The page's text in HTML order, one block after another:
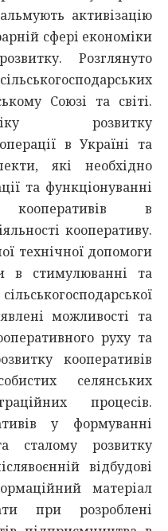
активізацію
сфері економіки
Розглянуто
Союзі та світі.
розвитку
в Україні та
які необхідно
та функціонуванні
кооперативів в
кооперативу.
технічної допомоги
в стимулюванні та
можливості та
руху та
кооперативів
селянських
процесів.
у формуванні
сталому розвитку
відбудові
матеріал
при розроблені